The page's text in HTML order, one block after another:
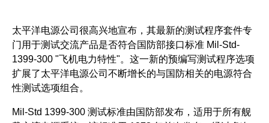
太平洋电源公司很高兴地宣布，其最新的测试程序套件专
门用于测试交流产品是否符合国防部接口标准 Mil-Std-
1399-300 "飞机电力特性"。这一新的预编写测试程序选项
扩展了太平洋电源公司不断增长的与国防相关的电源符合
性测试选项组合。
Mil-Std 1399-300 测试标准由国防部发布，适用于所有舰